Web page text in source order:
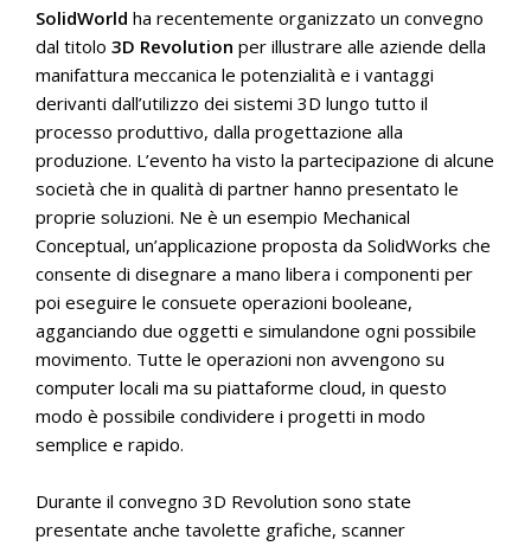
SolidWorld ha recentemente organizzato un convegno
dal titolo 3D Revolution per illustrare alle aziende della
manifattura meccanica le potenzialità e i vantaggi
derivanti dall’utilizzo dei sistemi 3D lungo tutto il
processo produttivo, dalla progettazione alla
produzione. L’evento ha visto la partecipazione di alcune
società che in qualità di partner hanno presentato le
proprie soluzioni. Ne è un esempio Mechanical
Conceptual, un’applicazione proposta da SolidWorks che
consente di disegnare a mano libera i componenti per
poi eseguire le consuete operazioni booleane,
agganciando due oggetti e simulandone ogni possibile
movimento. Tutte le operazioni non avvengono su
computer locali ma su piattaforme cloud, in questo
modo è possibile condividere i progetti in modo
semplice e rapido.
Durante il convegno 3D Revolution sono state
presentate anche tavolette grafiche, scanner